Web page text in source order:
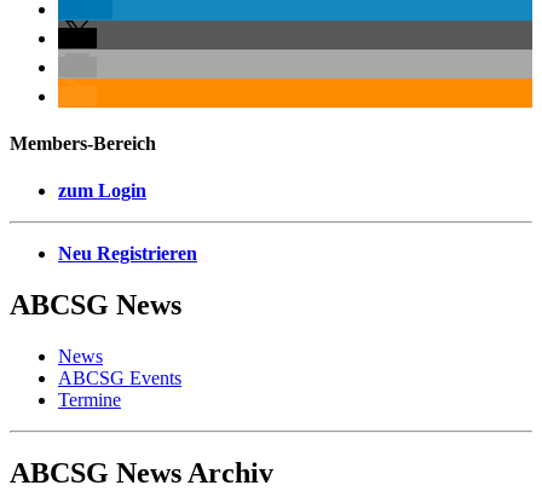
Members-Bereich
zum Login
Neu Registrieren
ABCSG News
News
ABCSG Events
Termine
ABCSG News Archiv